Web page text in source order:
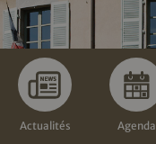
Actualités Agenda